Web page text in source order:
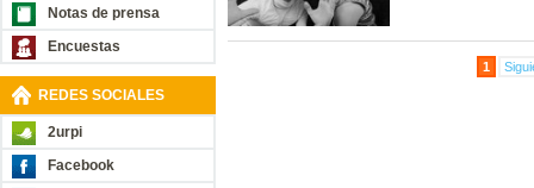
Notas de prensa
Encuestas
REDES SOCIALES
2urpi
Facebook
1